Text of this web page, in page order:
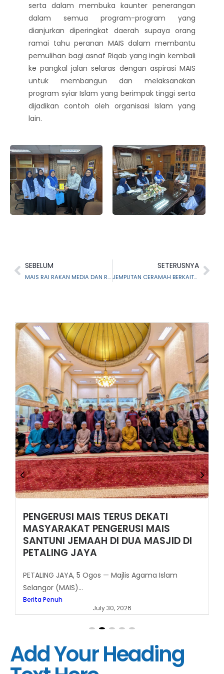
serta dalam membuka kaunter penerangan
dalam semua program-program yang
dianjurkan diperingkat daerah supaya orang
ramai tahu peranan MAIS dalam membantu
pemulihan bagi asnaf Riqab yang ingin kembali
ke pangkal jalan selaras dengan aspirasi MAIS
untuk membangun dan melaksanakan
program syiar Islam yang berimpak tinggi serta
dijadikan contoh oleh organisasi Islam yang
lain.
SEBELUM
MAIS RAI RAKAN MEDIA DAN RAKAN STRATEGIK
SETERUSNYA
JEMPUTAN CERAMAH BERKAITAN KEPENTINGAN MELAKSANAKAN FIDYAH DI MASJID TAMAN RAKAN CHERAS KAJANG
PENGERUSI MAIS TERUS DEKATI
MASYARAKAT PENGERUSI MAIS
SANTUNI JEMAAH DI DUA MASJID DI
PETALING JAYA
PETALING JAYA, 5 Ogos — Majlis Agama Islam
Selangor (MAIS)...
Berita Penuh
July 30, 2026
Add Your Heading